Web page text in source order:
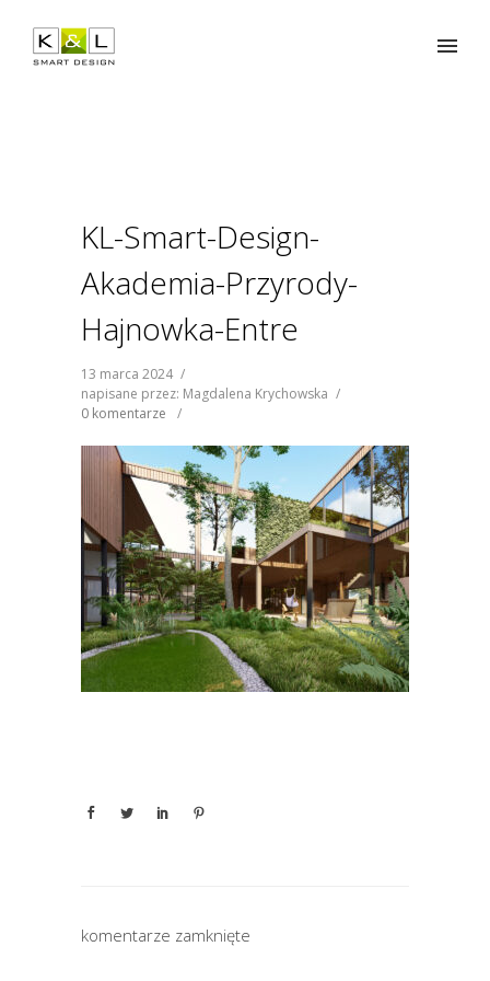
KL-Smart-Design-
Akademia-Przyrody-
Hajnowka-Entre
13 marca 2024 /
napisane przez: Magdalena Krychowska /
0 komentarze
/
komentarze zamknięte